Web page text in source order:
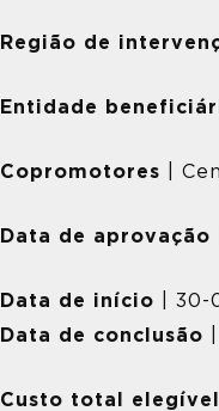
Região de
Entidade
Copromotores |
Data de aprovação
Data de início
|
Data de conclusão
Custo total elegível